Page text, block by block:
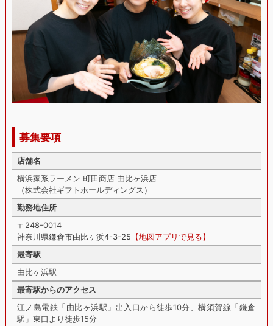
募集要項
店舗名
横浜家系ラーメン 町田商店 由比ヶ浜店
（株式会社ギフトホールディングス）
勤務地住所
〒248-0014
神奈川県鎌倉市由比ヶ浜4-3-25 【地図アプリで見る】
最寄駅
由比ヶ浜駅
最寄駅からのアクセス
江ノ島電鉄「由比ヶ浜駅」出入口から徒歩10分、横須賀線「鎌倉
駅」東口より徒歩15分